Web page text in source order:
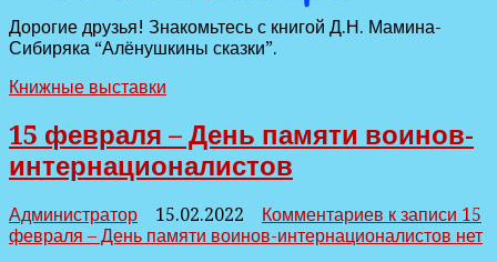
Дорогие друзья! Знакомьтесь с книгой Д.Н. Мамина-
Сибиряка “Алёнушкины сказки”.
Книжные выставки
15 февраля – День памяти воинов-
интернационалистов
Администратор 15.02.2022 Комментариев к записи 15
февраля – День памяти воинов-интернационалистов нет